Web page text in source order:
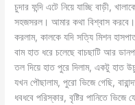
চুদার ফন্দি এটে নিয়ে যাচ্ছি বাড়ী,
সহজসরল। আমার কথা বিশ্বাস
করলাম, কালকে যদি সত্যি মিশন
বাম হাত ধরে চলেছে বাচছাটি আর
তল দিয়ে হাত পুরে দিলাম, একটু হাত
যখন পৌছালাম, পুরো ভিজে গেছি,
ধবধবে পরিস্কার, বৃষ্টির পানিতে